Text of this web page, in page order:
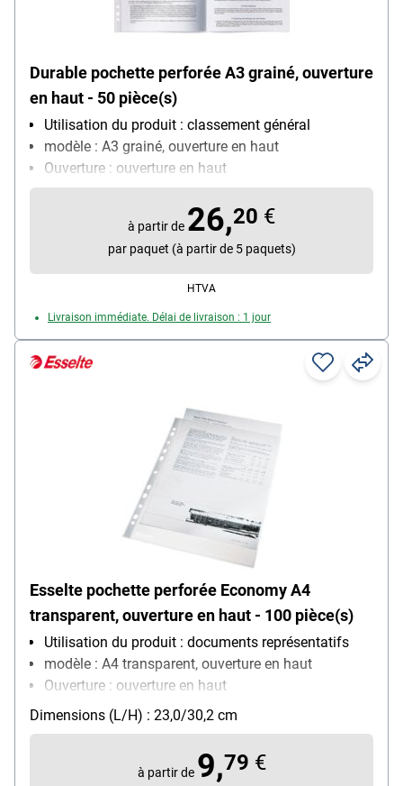
Durable pochette perforée A3 grainé, ouverture
en haut - 50 pièce(s)
Utilisation du produit : classement général
modèle : A3 grainé, ouverture en haut
Ouverture : ouverture en haut
Équipement : plié
Matière : film de polypropylène, 0,06 mm
Contenu par paquet : 50 pièce(s)
à partir de 26,20 €
par paquet (à partir de 5 paquets)
HTVA
Livraison immédiate. Délai de livraison : 1 jour
Esselte pochette perforée Economy A4
transparent, ouverture en haut - 100 pièce(s)
Utilisation du produit : documents représentatifs
modèle : A4 transparent, ouverture en haut
Ouverture : ouverture en haut
Équipement : convient aux documents officiels,
renforcement des trous
Matière : polypropylène, 0,04 mm
Contenu par paquet : 100 pièce(s)
Dimensions (L/H) : 23,0/30,2 cm
à partir de 9,79 €